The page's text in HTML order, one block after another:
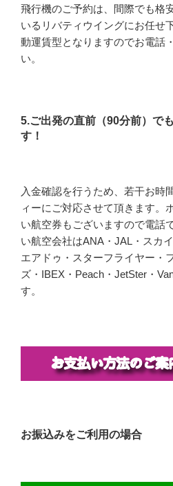
飛行機のご予約は、間際でも格
いるリバティウイングにお任せ
動運賃型となりますのでお電話
い。
5.ご出発の直前（90分前）で
す！
入金確認を行うため、若干お時
ィーにご対応させて頂きます。
い航空券もございますので電話
い航空会社はANA・JAL・スカ
エアドゥ・スターフライヤー・
ズ・IBEX・Peach・JetSter・
す。
お振込みをご利用の場合